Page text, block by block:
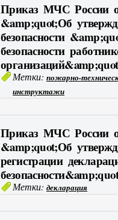
Приказ МЧС России
&amp;quot;Об
безопасности
безопасности
Метки:пожарно-
инструктажи
Приказ МЧС России
&amp;quot;Об
регистрации
Метки:декларация